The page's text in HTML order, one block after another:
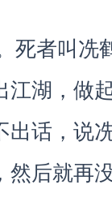
死者叫冼
江湖，做
出话，说
然后就再